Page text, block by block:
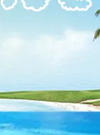
o Suncu i